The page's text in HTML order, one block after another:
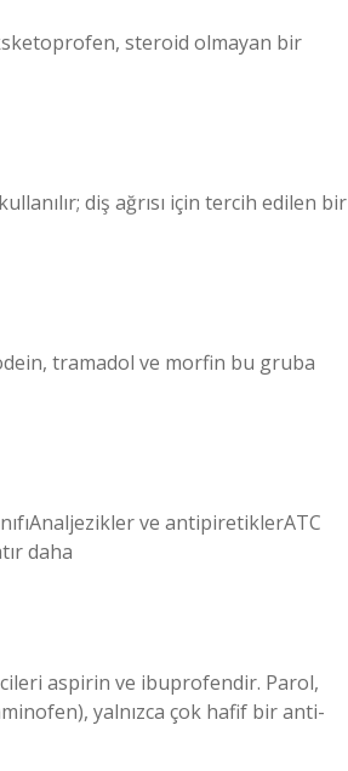
steroid olmayan bir
diş ağrısı için tercih edilen bir
tramadol ve morfin bu gruba
ve antipiretiklerATC
daha
aspirin ve ibuprofendir. Parol,
yalnızca çok hafif bir anti-